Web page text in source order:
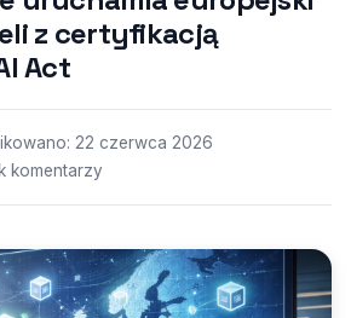
z certyfikacją
Act
22 czerwca 2026
komentarzy